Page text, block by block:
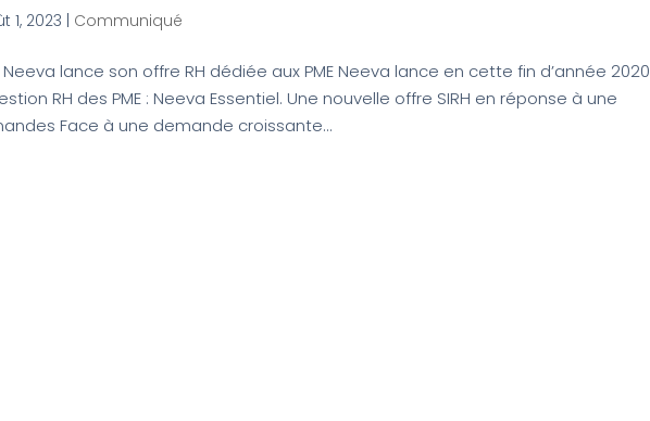
1, 2023 | Communiqué
lance son offre RH dédiée aux PME Neeva lance en cette fin d’année 2020
RH des PME : Neeva Essentiel. Une nouvelle offre SIRH en réponse à une
Face à une demande croissante...